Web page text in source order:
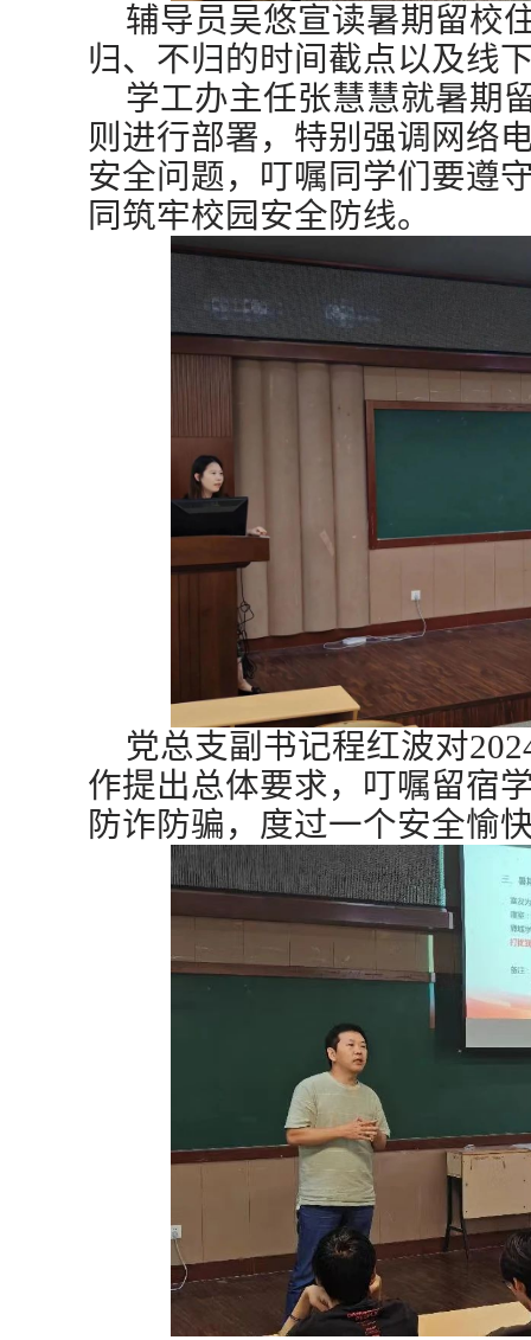
辅导员吴悠宣读暑期留校
归、不归的时间截点以及线
学工办主任张慧慧就暑期
则进行部署，特别强调网络
安全问题，叮嘱同学们要遵
同筑牢校园安全防线。
党总支副书记程红波对
作提出总体要求，叮嘱留宿
防诈防骗，度过一个安全愉